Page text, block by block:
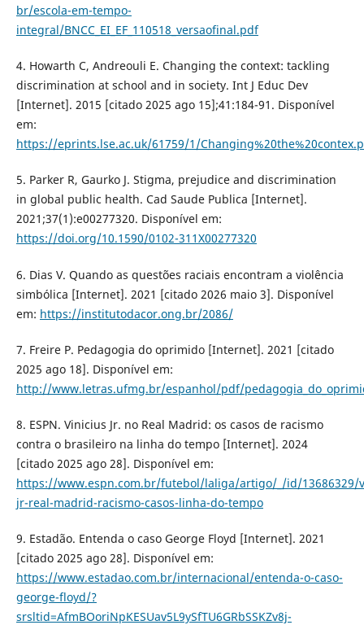
br/escola-em-tempo-
integral/BNCC_EI_EF_110518_versaofinal.pdf
4. Howarth C, Andreouli E. Changing the context: tackling
discrimination at school and in society. Int J Educ Dev
[Internet]. 2015 [citado 2025 ago 15];41:184-91. Disponível
em:
https://eprints.lse.ac.uk/61759/1/
5. Parker R, Gaurko J. Stigma, prejudice and discrimination
in global public health. Cad Saude Publica [Internet].
2021;37(1):e00277320. Disponível em:
https://doi.org/10.1590/0102-311X00277320
6. Dias V. Quando as questões raciais encontram a violência
simbólica [Internet]. 2021 [citado 2026 maio 3]. Disponível
em: https://institutodacor.ong.br/2086/
7. Freire P. Pedagogia do oprimido [Internet]. 2021 [citado
2025 ago 18]. Disponível em:
http://www.letras.ufmg.br/espanhol/pdf/
8. ESPN. Vinicius Jr. no Real Madrid: os casos de racismo
contra o brasileiro na linha do tempo [Internet]. 2024
[citado 2025 ago 28]. Disponível em:
https://www.espn.com.br/futebol/laliga/artigo/_/id/13686329/
jr-real-madrid-racismo-casos-linha-do-tempo
9. Estadão. Entenda o caso George Floyd [Internet]. 2021
[citado 2025 ago 28]. Disponível em:
https://www.estadao.com.br/internacional/entenda-o-caso-
george-floyd/?
srsltid=AfmBOoriNpKESUav5L9ySfTU6GRbSSKZv8j-